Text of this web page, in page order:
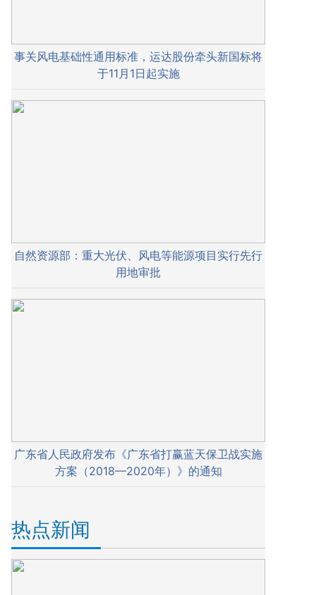
事关风电基础性通用标准，运达股份牵头新国标将
于11月1日起实施
自然资源部：重大光伏、风电等能源项目实行先行
用地审批
广东省人民政府发布《广东省打赢蓝天保卫战实施
方案（2018—2020年）》的通知
热点新闻